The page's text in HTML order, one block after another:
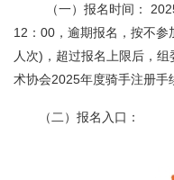
（一）报名时间：
12：00，逾期报名，按不
人次)，超过报名上限后，
术协会2025年度骑手注册手
（二）报名入口：